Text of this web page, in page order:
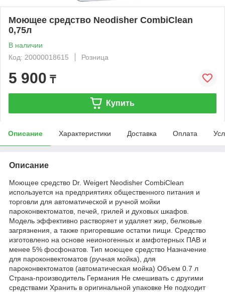
Моющее средство Neodisher CombiClean
0,75л
В наличии
Код: 20000018615
Розница
5 900 ₸
Купить
Описание Характеристики Доставка Оплата
Описание
Моющее средство Dr. Weigert Neodisher CombiClean
используется на предприятиях общественного питания и
торговли для автоматической и ручной мойки
пароконвектоматов, печей, грилей и духовых шкафов.
Модель эффективно растворяет и удаляет жир, белковые
загрязнения, а также пригоревшие остатки пищи. Средство
изготовлено на основе неионогенных и амфотерных ПАВ и
менее 5% фосфонатов. Тип моющее средство Назначение
для пароконвектоматов (ручная мойка), для
пароконвектоматов (автоматическая мойка) Объем 0.7 л
Страна-производитель Германия Не смешивать с другими
средствами Хранить в оригинальной упаковке Не подходит